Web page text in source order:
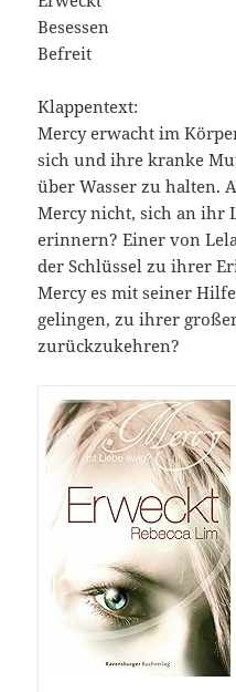
Besessen
Befreit
Klappentext:
Mercy erwacht im
sich und ihre kranke
über Wasser zu halten.
Mercy nicht, sich an ihr
erinnern? Einer von
der Schlüssel zu ihrer
Mercy es mit seiner
gelingen, zu ihrer
zurückzukehren?